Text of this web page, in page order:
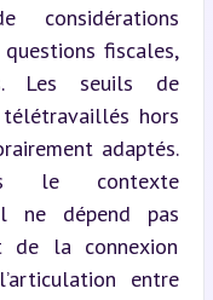
considérations
fiscales,
Les seuils de
hors
adaptés.
le contexte
ne dépend pas
de la connexion
entre